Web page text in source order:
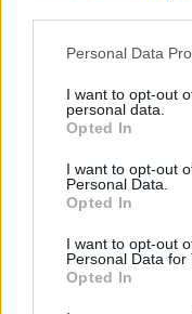
Please note that this
not limited to your
grant or deny consent
use your data for
consent section.
Personal Data
I want to opt-out
personal data.
Opted In
I want to opt-out
Personal Data.
Opted In
I want to opt-out
Personal Data for
Opted In
commemorativo di
visionate, si tratta
presta sia a soste
escursioni
riducono l’impatto
fruizione